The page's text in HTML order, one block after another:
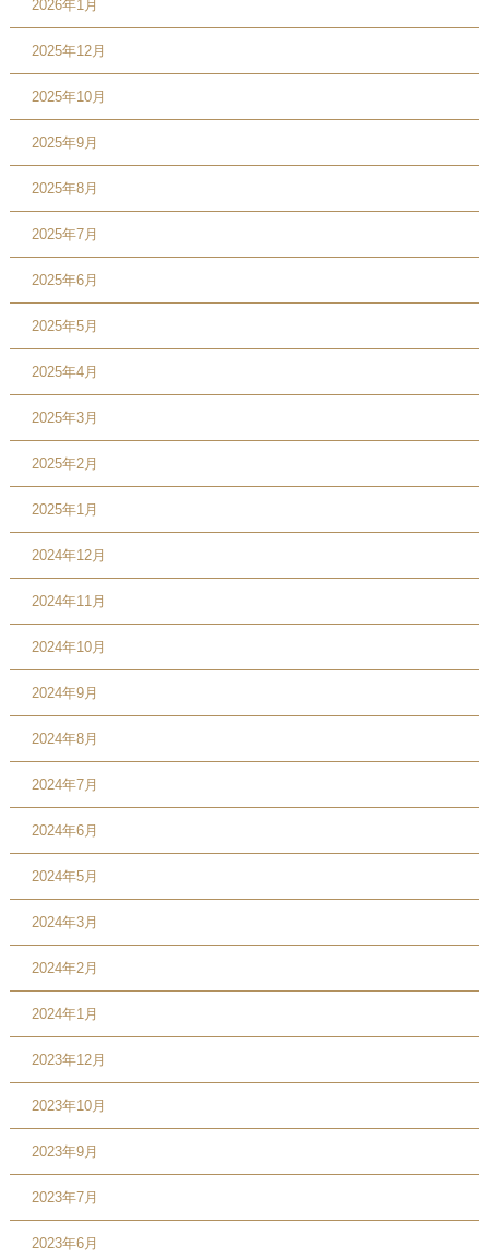
2026年1月
2025年12月
2025年10月
2025年9月
2025年8月
2025年7月
2025年6月
2025年5月
2025年4月
2025年3月
2025年2月
2025年1月
2024年12月
2024年11月
2024年10月
2024年9月
2024年8月
2024年7月
2024年6月
2024年5月
2024年3月
2024年2月
2024年1月
2023年12月
2023年10月
2023年9月
2023年7月
2023年6月